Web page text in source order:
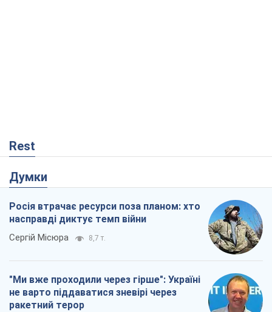
Rest
Думки
Росія втрачає ресурси поза планом: хто
насправді диктує темп війни
Сергій Місюра 8,7 т.
"Ми вже проходили через гірше": Україні
не варто піддаватися зневірі через
ракетний терор